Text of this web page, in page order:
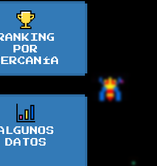
POR
DATOS